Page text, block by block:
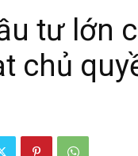
tư lớn
chủ